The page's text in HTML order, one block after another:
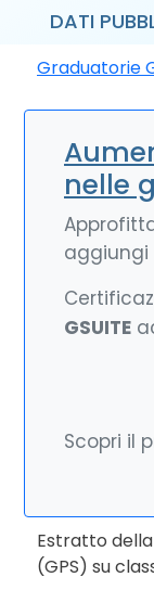
DATI
Graduatorie
nelle
aggiungi
GSUITE
Scopri il
Estratto
(GPS) su